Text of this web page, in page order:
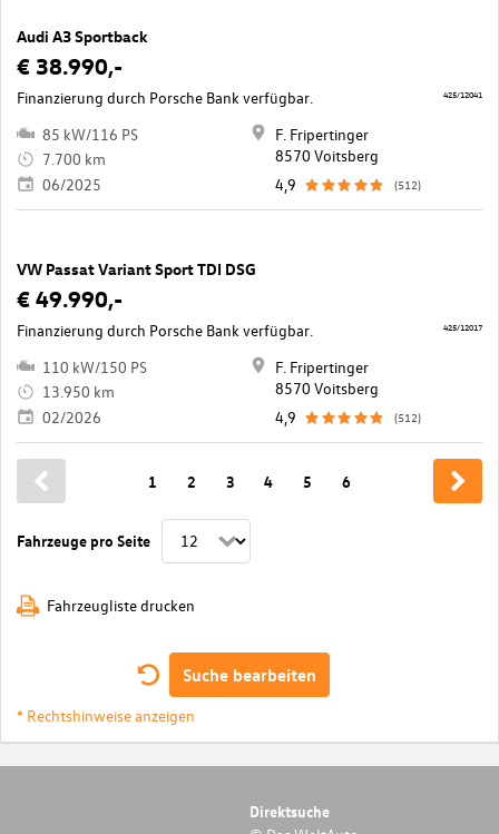
Audi A3 Sportback
€ 38.990,-
Finanzierung durch Porsche Bank verfügbar.
85 kW/116 PS
7.700 km
06/2025
F. Fripertinger
8570 Voitsberg
4,9
(512)
425/12041
VW Passat Variant Sport TDI DSG
€ 49.990,-
Finanzierung durch Porsche Bank verfügbar.
110 kW/150 PS
13.950 km
02/2026
F. Fripertinger
8570 Voitsberg
4,9
(512)
425/12017
Fahrzeuge pro Seite
1 2 3 4 5 6
Fahrzeugliste drucken
Suche bearbeiten
* Rechtshinweise anzeigen
Direktsuche